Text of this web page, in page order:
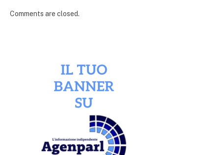
Comments are closed.